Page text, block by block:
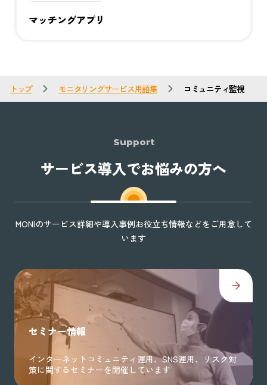
マッチングアプリ
トップ モニタリングサービス用語集 コミュニティ監視
Support
サービス導入でお悩みの方へ
MONIのサービス詳細や導入事例お役立ち情報などをご用意して
います
セミナー情報
インターネットコミュニティ運用、SNS運用、リスク対
策に関するセミナーを開催しています